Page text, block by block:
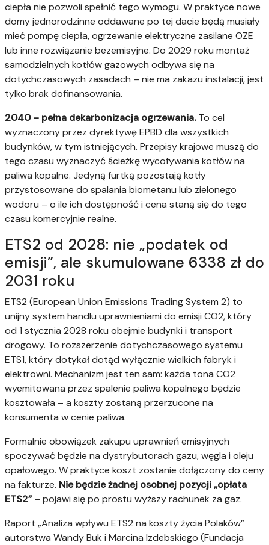
ciepła nie pozwoli spełnić tego wymogu. W praktyce nowe
domy jednorodzinne oddawane po tej dacie będą musiały
mieć pompę ciepła, ogrzewanie elektryczne zasilane OZE
lub inne rozwiązanie bezemisyjne. Do 2029 roku montaż
samodzielnych kotłów gazowych odbywa się na
dotychczasowych zasadach – nie ma zakazu instalacji, jest
tylko brak dofinansowania.
2040 – pełna dekarbonizacja ogrzewania.To cel
wyznaczony przez dyrektywę EPBD dla wszystkich
budynków, w tym istniejących. Przepisy krajowe muszą do
tego czasu wyznaczyć ścieżkę wycofywania kotłów na
paliwa kopalne. Jedyną furtką pozostają kotły
przystosowane do spalania biometanu lub zielonego
wodoru – o ile ich dostępność i cena staną się do tego
czasu komercyjnie realne.
ETS2 od 2028: nie „podatek od
emisji”, ale skumulowane 6338 zł do
2031 roku
ETS2 (European Union Emissions Trading System 2) to
unijny system handlu uprawnieniami do emisji CO2, który
od 1 stycznia 2028 roku obejmie budynki i transport
drogowy. To rozszerzenie dotychczasowego systemu
ETS1, który dotykał dotąd wyłącznie wielkich fabryk i
elektrowni. Mechanizm jest ten sam: każda tona CO2
wyemitowana przez spalenie paliwa kopalnego będzie
kosztowała – a koszty zostaną przerzucone na
konsumenta w cenie paliwa.
Formalnie obowiązek zakupu uprawnień emisyjnych
spoczywać będzie na dystrybutorach gazu, węgla i oleju
opałowego. W praktyce koszt zostanie dołączony do ceny
na fakturze. Nie będzie żadnej osobnej pozycji „opłata
ETS2”– pojawi się po prostu wyższy rachunek za gaz.
Raport „Analiza wpływu ETS2 na koszty życia Polaków”
autorstwa Wandy Buk i Marcina Izdebskiego (Fundacja